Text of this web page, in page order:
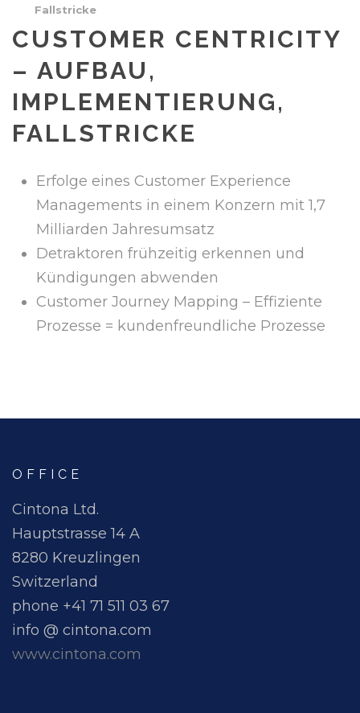
Fallstricke
CUSTOMER CENTRICITY
– AUFBAU,
IMPLEMENTIERUNG,
FALLSTRICKE
Erfolge eines Customer Experience
Managements in einem Konzern mit 1,7
Milliarden Jahresumsatz
Detraktoren frühzeitig erkennen und
Kündigungen abwenden
Customer Journey Mapping – Effiziente
Prozesse = kundenfreundliche Prozesse
OFFICE
Cintona Ltd.
Hauptstrasse 14 A
8280 Kreuzlingen
Switzerland
phone +41 71 511 03 67
info @ cintona.com
www.cintona.com